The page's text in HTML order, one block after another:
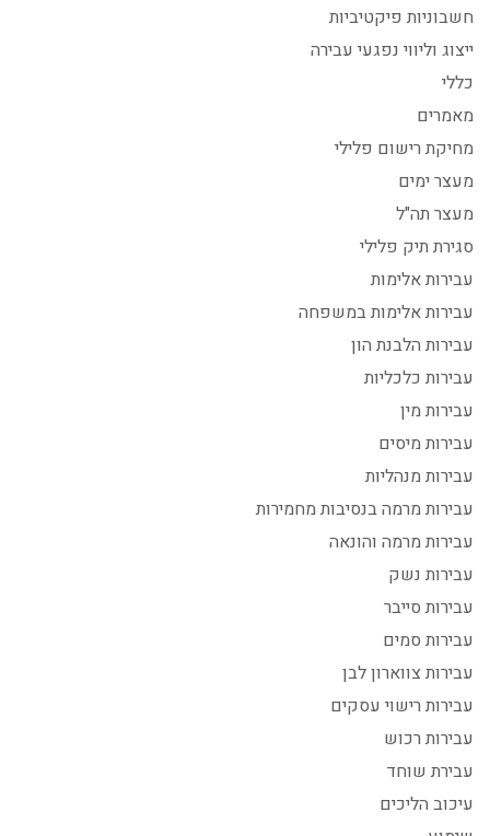
חשבוניות פיקטיביות
ייצוג וליווי נפגעי עבירה
כללי
מאמרים
מחיקת רישום פלילי
מעצר ימים
מעצר תה"ל
סגירת תיק פלילי
עבירות אלימות
עבירות אלימות במשפחה
עבירות הלבנת הון
עבירות כלכליות
עבירות מין
עבירות מיסים
עבירות מנהליות
עבירות מרמה בנסיבות מחמירות
עבירות מרמה והונאה
עבירות נשק
עבירות סייבר
עבירות סמים
עבירות צווארון לבן
עבירות רישוי עסקים
עבירות רכוש
עבירת שוחד
עיכוב הליכים